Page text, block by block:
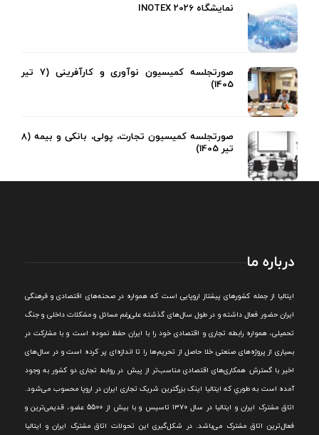
نمایشگاه INOTEX 2026
صورتجلسه کمیسیون نوآوری و کارآفرینی (7 تیر
1405)
صورتجلسه کمیسیون تجارت، پولی، بانکی و بیمه (8
تیر 1405)
درباره ما
ايتاليا از جمله کشورهای پيشتاز اروپایی است که همواره در صحنه‌های اقتصادی و فرهنگی
ايران حضور فعال داشته و در طول سال‌های گذشته علی‌رغم مسائل و مشکلات داخلی و جنگ
تحميلی، همواره رابطه تجاری و اقتصادی خود را با ايران حفظ نموده است و با مشارکت در
بسياری از پروژه‌های صنعتی خلا حاصل از تحريم‌ها را تا اندازه‌ای پر کرده است و در سال‌های
اخير با گسترش همکاری‌های اقتصادی مناسب‌تر از پيش در روابط تجاری دو کشور به وجود
آمده است به طوري که ايتاليا اينک بزرگترين شريک تجاری ايران در اروپا محسوب می‌شود.
اتاق مشترک ایران و ایتالیا در سال ۱۳۷۰ تاسیس و با بیش از 5500 عضو، قدیمی‌ترین و
فعال‌ترین اتاق مشترک می‌باشد.در شکل‌گيری اين تحولات اتاق مشترک ايران و ايتاليا